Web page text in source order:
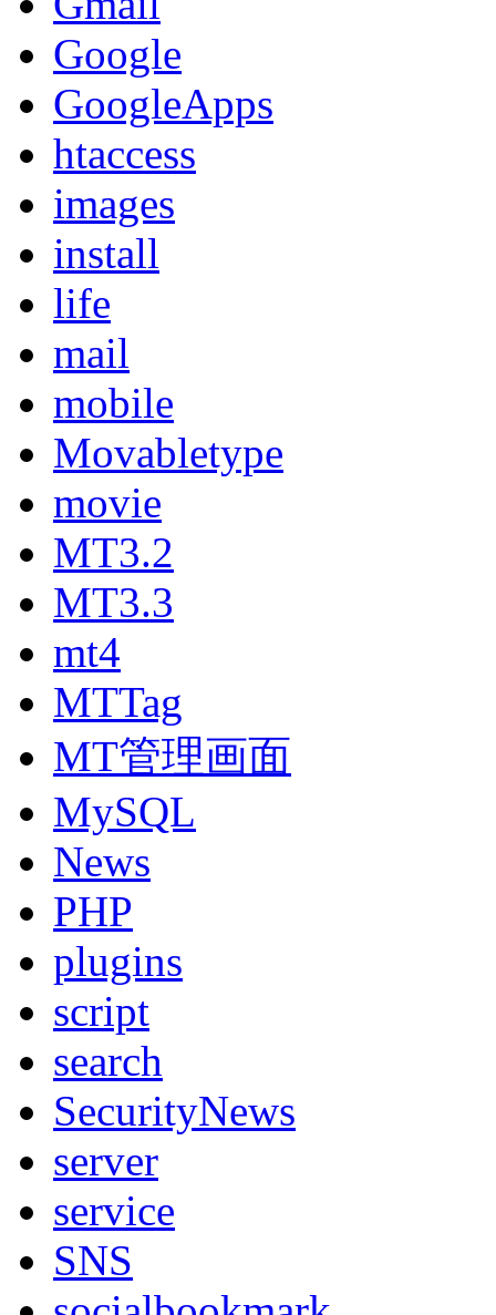
Google
GoogleApps
htaccess
images
install
life
mail
mobile
Movabletype
movie
MT3.2
MT3.3
mt4
MTTag
MT管理画面
MySQL
News
PHP
plugins
script
search
SecurityNews
server
service
SNS